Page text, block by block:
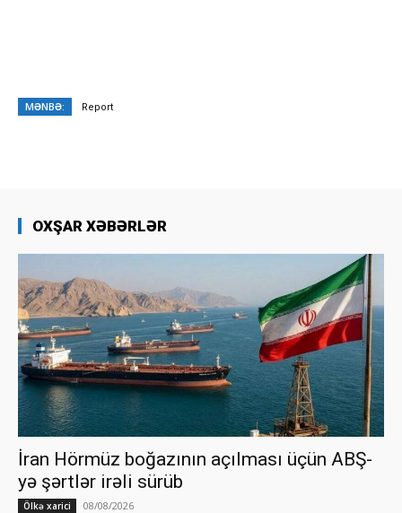
MƏNBƏ: Report
OXŞAR XƏBƏRLƏR
İran Hörmüz boğazının açılması üçün ABŞ-
yə şərtlər irəli sürüb
Ölkə xarici 08/08/2026